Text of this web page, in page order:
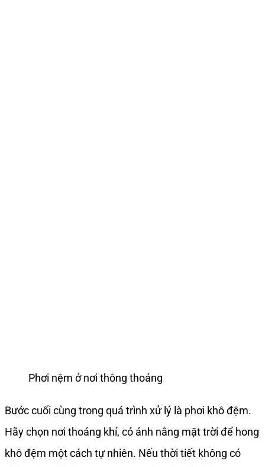
Phơi nệm ở nơi thông thoáng
Bước cuối cùng trong quá trình xử lý là phơi khô đệm.
Hãy chọn nơi thoáng khí, có ánh nắng mặt trời để hong
khô đệm một cách tự nhiên. Nếu thời tiết không có